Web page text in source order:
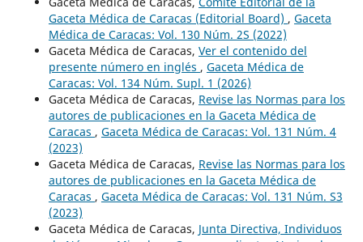
Gaceta Médica de Caracas (Editorial Board) , Gaceta
Médica de Caracas: Vol. 130 Núm. 2S (2022)
Gaceta Médica de Caracas, Ver el contenido del
presente número en inglés , Gaceta Médica de
Caracas: Vol. 134 Núm. Supl. 1 (2026)
Gaceta Médica de Caracas, Revise las Normas para los
autores de publicaciones en la Gaceta Médica de
Caracas , Gaceta Médica de Caracas: Vol. 131 Núm. 4
(2023)
Gaceta Médica de Caracas, Revise las Normas para los
autores de publicaciones en la Gaceta Médica de
Caracas , Gaceta Médica de Caracas: Vol. 131 Núm. S3
(2023)
Gaceta Médica de Caracas, Junta Directiva, Individuos